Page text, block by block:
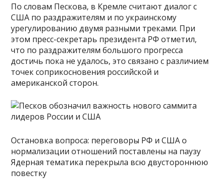
По словам Пескова, в Кремле считают диалог с
США по раздражителям и по украинскому
урегулированию двумя разными треками. При
этом пресс-секретарь президента РФ отметил,
что по раздражителям большого прогресса
достичь пока не удалось, это связано с различием
точек соприкосновения российской и
американской сторон.
Остановка вопроса: переговоры РФ и США о
нормализации отношений поставлены на паузу
Ядерная тематика перекрыла всю двустороннюю
повестку